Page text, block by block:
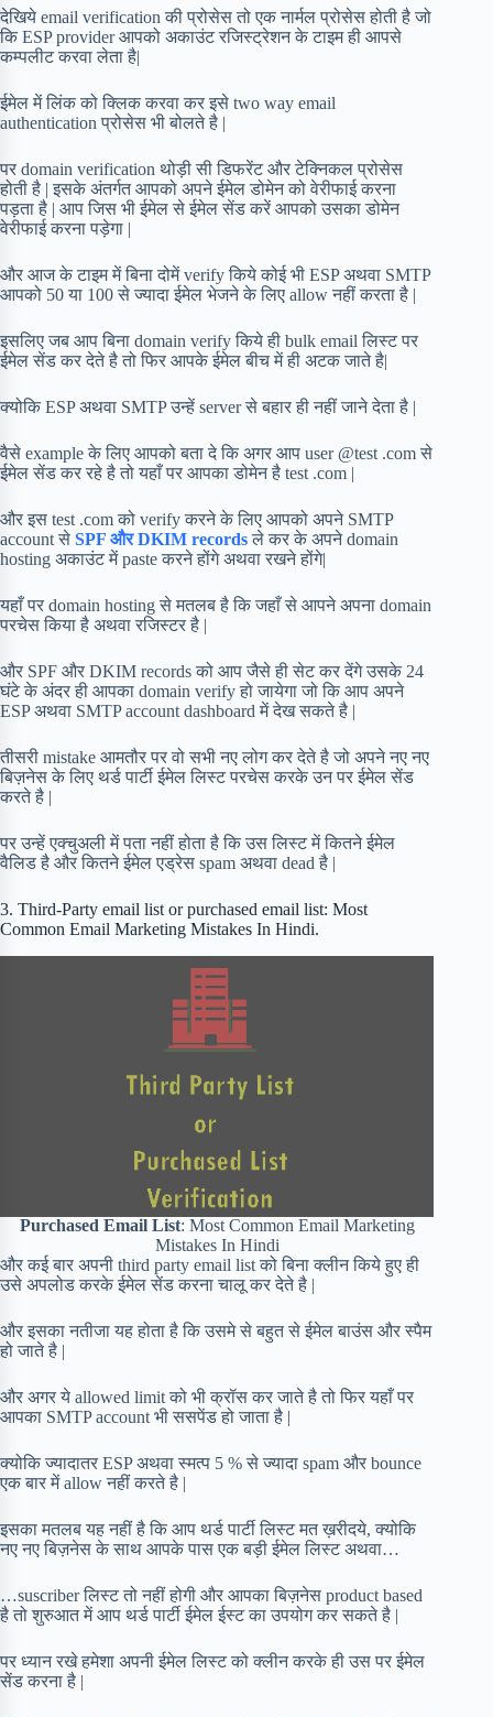
देखिये email verification की प्रोसेस तो एक नार्मल प्रोसेस होती है जो
कि ESP provider आपको अकाउंट रजिस्ट्रेशन के टाइम ही आपसे
कम्पलीट करवा लेता है|
ईमेल में लिंक को क्लिक करवा कर इसे two way email
authentication प्रोसेस भी बोलते है |
पर domain verification थोड़ी सी डिफरेंट और टेक्निकल प्रोसेस
होती है | इसके अंतर्गत आपको अपने ईमेल डोमेन को वेरीफाई करना
पड़ता है | आप जिस भी ईमेल से ईमेल सेंड करें आपको उसका डोमेन
वेरीफाई करना पड़ेगा |
और आज के टाइम में बिना दोमें verify किये कोई भी ESP अथवा SMTP
आपको 50 या 100 से ज्यादा ईमेल भेजने के लिए allow नहीं करता है |
इसलिए जब आप बिना domain verify किये ही bulk email लिस्ट पर
ईमेल सेंड कर देते है तो फिर आपके ईमेल बीच में ही अटक जाते है|
क्योकि ESP अथवा SMTP उन्हें server से बहार ही नहीं जाने देता है |
वैसे example के लिए आपको बता दे कि अगर आप user @test .com से
ईमेल सेंड कर रहे है तो यहाँ पर आपका डोमेन है test .com |
और इस test .com को verify करने के लिए आपको अपने SMTP
account से SPF और DKIM recordsले कर के अपने domain
hosting अकाउंट में paste करने होंगे अथवा रखने होंगे|
यहाँ पर domain hosting से मतलब है कि जहाँ से आपने अपना domain
परचेस किया है अथवा रजिस्टर है |
और SPF और DKIM records को आप जैसे ही सेट कर देंगे उसके 24
घंटे के अंदर ही आपका domain verify हो जायेगा जो कि आप अपने
ESP अथवा SMTP account dashboard में देख सकते है |
तीसरी mistake आमतौर पर वो सभी नए लोग कर देते है जो अपने नए नए
बिज़नेस के लिए थर्ड पार्टी ईमेल लिस्ट परचेस करके उन पर ईमेल सेंड
करते है |
पर उन्हें एक्चुअली में पता नहीं होता है कि उस लिस्ट में कितने ईमेल
वैलिड है और कितने ईमेल एड्रेस spam अथवा dead है |
3. Third-Party email list or purchased email list: Most
Common Email Marketing Mistakes In Hindi.
Purchased Email List: Most Common Email Marketing
Mistakes In Hindi
और कई बार अपनी third party email list को बिना क्लीन किये हुए ही
उसे अपलोड करके ईमेल सेंड करना चालू कर देते है |
और इसका नतीजा यह होता है कि उसमे से बहुत से ईमेल बाउंस और स्पैम
हो जाते है |
और अगर ये allowed limit को भी क्रॉस कर जाते है तो फिर यहाँ पर
आपका SMTP account भी ससपेंड हो जाता है |
क्योकि ज्यादातर ESP अथवा स्मत्प 5 % से ज्यादा spam और bounce
एक बार में allow नहीं करते है |
इसका मतलब यह नहीं है कि आप थर्ड पार्टी लिस्ट मत ख़रीदये, क्योकि
नए नए बिज़नेस के साथ आपके पास एक बड़ी ईमेल लिस्ट अथवा…
…suscriber लिस्ट तो नहीं होगी और आपका बिज़नेस product based
है तो शुरुआत में आप थर्ड पार्टी ईमेल ईस्ट का उपयोग कर सकते है |
पर ध्यान रखे हमेशा अपनी ईमेल लिस्ट को क्लीन करके ही उस पर ईमेल
सेंड करना है |